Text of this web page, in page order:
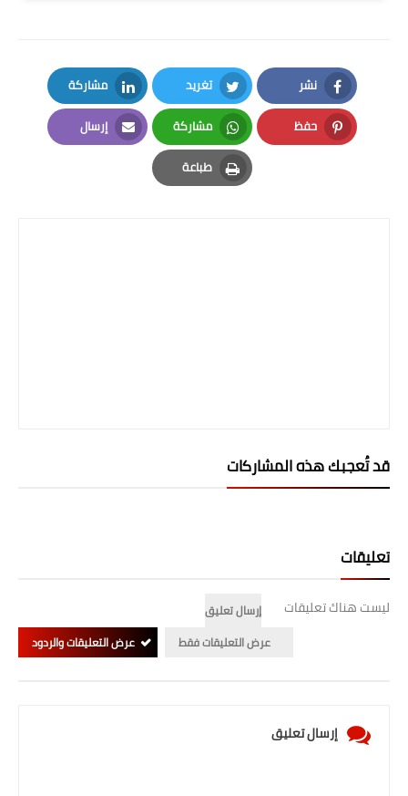
المرحلة المتوسطة
المرحلة الاعدادية
الجامعات
اخبار وقرارات وزارة التعليم
نشر
Facebook
تغريد
Twitter
مشاركة
LinkedIn
حفظ
Pinterest
مشاركة
Whatsapp
إرسال
Email
طباعة
Print
قد تُعجبك هذه المشاركات
تعليقات
ليست هناك تعليقات
إرسال تعليق
عرض التعليقات فقط
عرض التعليقات والردود
إرسال تعليق